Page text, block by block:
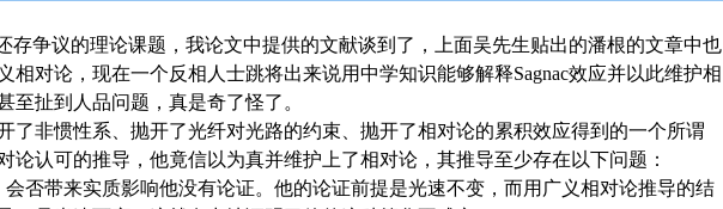
存争议的理论课题，我论文中提供的文献谈到了，上面吴先生贴出的潘根的文章中也
相对论，现在一个反相人士跳将出来说用中学知识能够解释Sagnac效应并以此维护相
至扯到人品问题，真是奇了怪了。
了非惯性系、抛开了光纤对光路的约束、抛开了相对论的累积效应得到的一个所谓
论认可的推导，他竟信以为真并维护上了相对论，其推导至少存在以下问题：
否带来实质影响他没有论证。他的论证前提是光速不变，而用广义相对论推导的结